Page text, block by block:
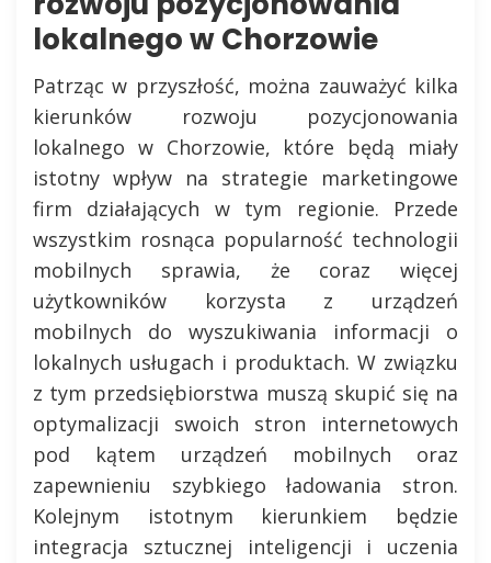
lokalnego w Chorzowie
Patrząc w przyszłość, można zauważyć kilka
kierunków rozwoju pozycjonowania
lokalnego w Chorzowie, które będą miały
istotny wpływ na strategie marketingowe
firm działających w tym regionie. Przede
wszystkim rosnąca popularność technologii
mobilnych sprawia, że coraz więcej
użytkowników korzysta z urządzeń
mobilnych do wyszukiwania informacji o
lokalnych usługach i produktach. W związku
z tym przedsiębiorstwa muszą skupić się na
optymalizacji swoich stron internetowych
pod kątem urządzeń mobilnych oraz
zapewnieniu szybkiego ładowania stron.
Kolejnym istotnym kierunkiem będzie
integracja sztucznej inteligencji i uczenia